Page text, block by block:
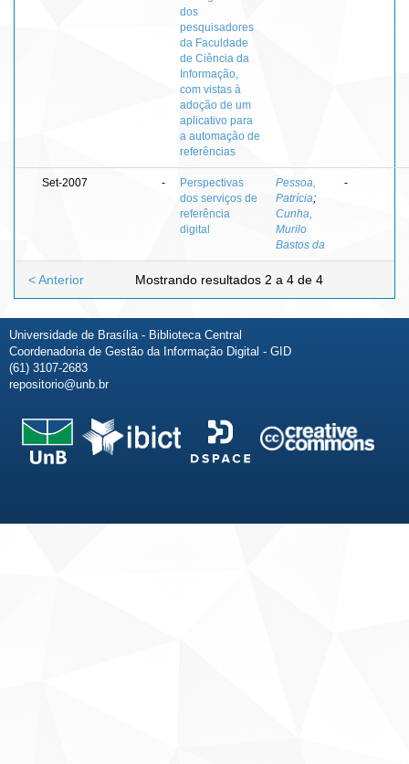
dos
pesquisadores
da Faculdade
de Ciência da
Informação,
com vistas à
adoção de um
aplicativo para
a automação de
referências
Set-2007 -
Perspectivas
dos serviços de
referência
digital
Pessoa,
Patrícia;
Cunha,
Murilo
Bastos da
-
Mostrando resultados 2 a 4 de 4
< Anterior
Universidade de Brasília - Biblioteca Central
Coordenadoria de Gestão da Informação Digital - GID
(61) 3107-2683
repositorio@unb.br